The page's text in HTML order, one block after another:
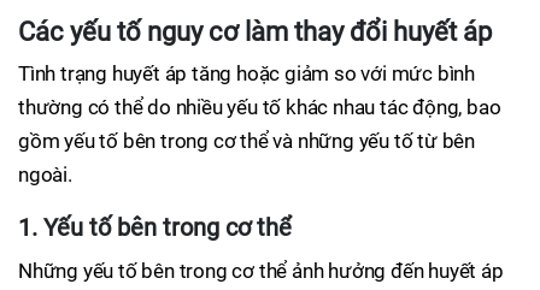
Các yếu tố nguy cơ làm thay đổi huyết áp
Tình trạng huyết áp tăng hoặc giảm so với mức bình
thường có thể do nhiều yếu tố khác nhau tác động, bao
gồm yếu tố bên trong cơ thể và những yếu tố từ bên
ngoài.
1. Yếu tố bên trong cơ thể
Những yếu tố bên trong cơ thể ảnh hưởng đến huyết áp